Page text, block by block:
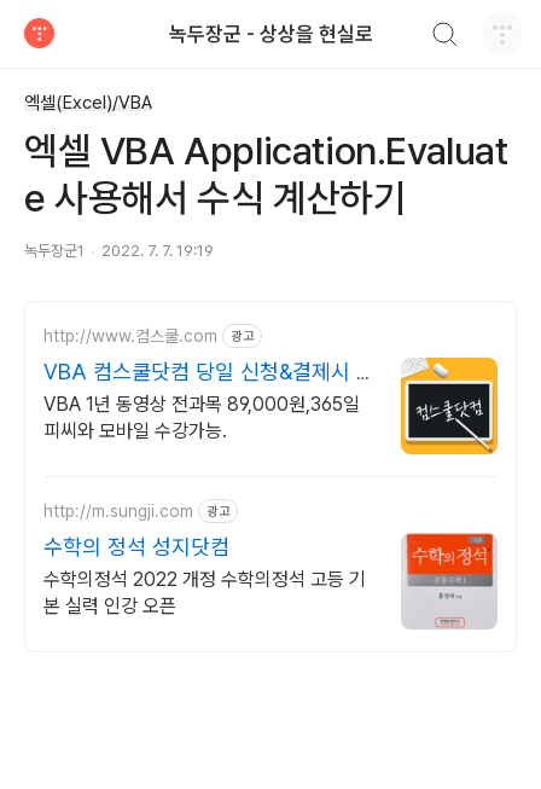
녹두장군 - 상상을 현실로
엑셀(Excel)/VBA
엑셀 VBA Application.Evaluat
e 사용해서 수식 계산하기
녹두장군1 2022. 7. 7. 19:19
http://www.컴스쿨.com 광고
VBA 컴스쿨닷컴 당일 신청&결제시 기
프티콘!
VBA 1년 동영상 전과목 89,000원,365일
피씨와 모바일 수강가능.
http://m.sungji.com 광고
수학의 정석 성지닷컴
수학의정석 2022 개정 수학의정석 고등 기
본 실력 인강 오픈